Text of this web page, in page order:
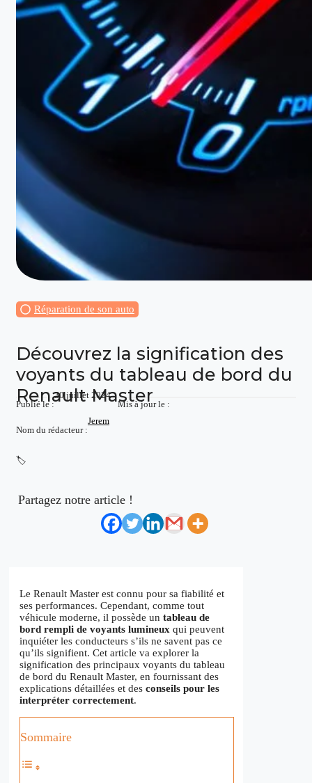
Réparation de son auto
Découvrez la signification des
voyants du tableau de bord du
Renault Master
Publié le :
30 juillet 2024
Mis à jour le :
Nom du rédacteur :
Jerem
🏷️
Partagez notre article !
Le Renault Master est connu pour sa fiabilité et
ses performances. Cependant, comme tout
véhicule moderne, il possède un tableau de
bord rempli de voyants lumineux qui peuvent
inquiéter les conducteurs s’ils ne savent pas ce
qu’ils signifient. Cet article va explorer la
signification des principaux voyants du tableau
de bord du Renault Master, en fournissant des
explications détaillées et des conseils pour les
interpréter correctement.
Sommaire